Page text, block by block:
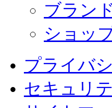
ブラン
ショッ
プライバ
セキュリ